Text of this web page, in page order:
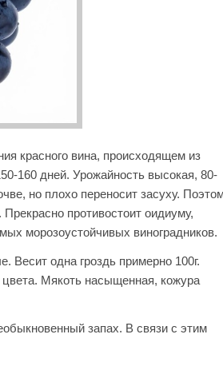
красного вина, происходящем из
160 дней. Урожайность высокая, 80-
но плохо переносит засуху.
противостоит оидиуму,
морозоустойчивых виноградников.
Весит одна гроздь примерно 100г.
Мякоть насыщенная, кожура
запах. В связи с этим